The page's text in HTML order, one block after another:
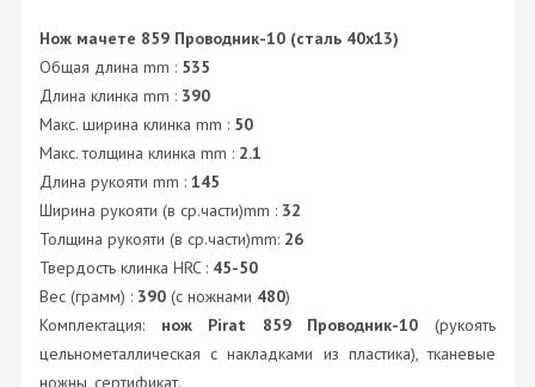
Нож мачете 859 Проводник-10 (сталь 40х13)
Общая длина mm : 535
Длина клинка mm : 390
Макс. ширина клинка mm : 50
Макс. толщина клинка mm : 2.1
Длина рукояти mm : 145
Ширина рукояти (в ср.части)mm : 32
Толщина рукояти (в ср.части)mm: 26
Твердость клинка HRC : 45-50
Вес (грамм) : 390 (с ножнами 480)
Комплектация: нож Pirat 859 Проводник-10 (рукоять
цельнометаллическая с накладками из пластика), тканевые
ножны, сертификат.